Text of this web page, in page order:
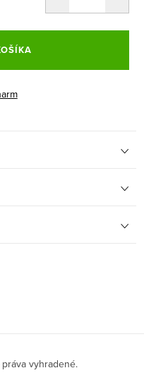
práva vyhradené.